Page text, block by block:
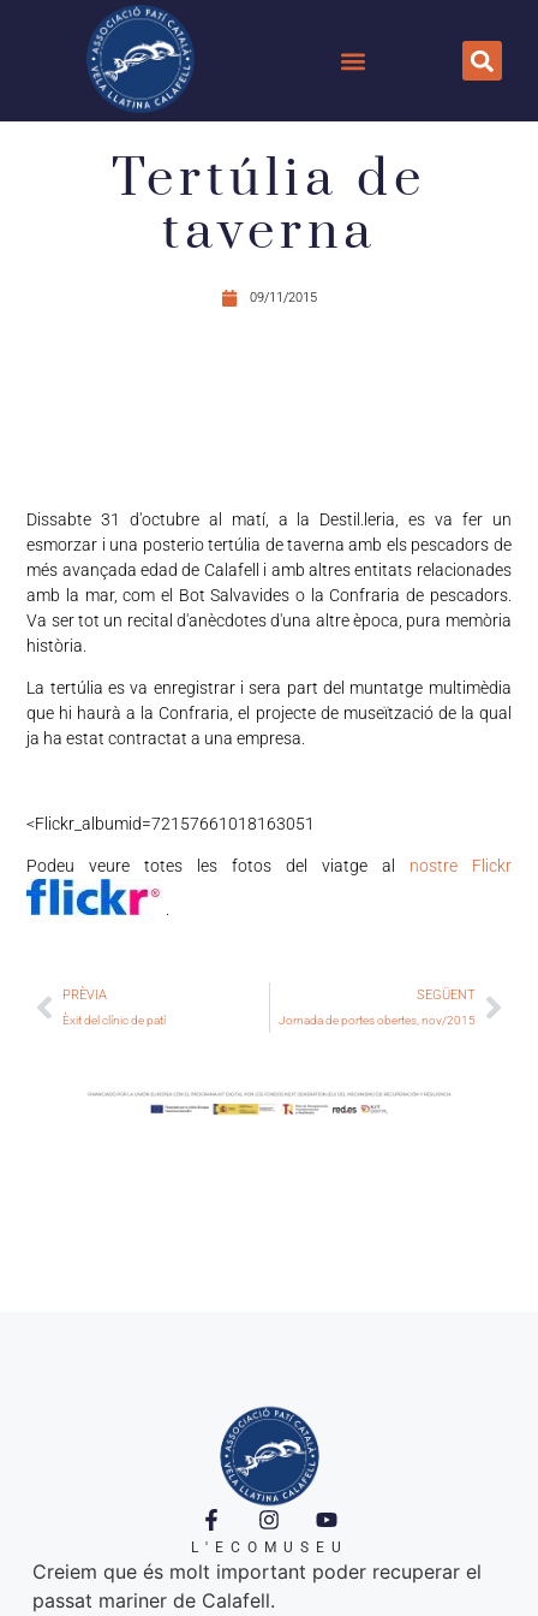
Tertúlia de
taverna
09/11/2015
Dissabte 31 d'octubre al matí, a la Destil.leria, es va fer un
esmorzar i una posterio tertúlia de taverna amb els pescadors de
més avançada edad de Calafell i amb altres entitats relacionades
amb la mar, com el Bot Salvavides o la Confraria de pescadors.
Va ser tot un recital d'anècdotes d'una altre època, pura memòria
història.
La tertúlia es va enregistrar i sera part del muntatge multimèdia
que hi haurà a la Confraria, el projecte de museïtzació de la qual
ja ha estat contractat a una empresa.
<Flickr_albumid=72157661018163051
Podeu veure totes les fotos del viatge al nostre Flickr
.
PRÈVIA
Èxit del clínic de patí
SEGÜENT
Jornada de portes obertes, nov/2015
L'ECOMUSEU
Creiem que és molt important poder recuperar el
passat mariner de Calafell.